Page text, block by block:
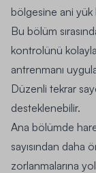
bölgesine ani yük
Bu bölüm
kontrolünü
antrenmanı
Düzenli tekrar
desteklenebilir.
Ana bölümde
sayısından daha
zorlanmalarına